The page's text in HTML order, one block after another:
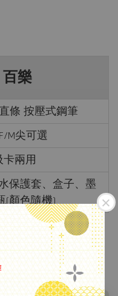
百樂
條 按壓式鋼筆
M尖可選
卡兩用
保護套、盒子、墨
(顏色隨機)